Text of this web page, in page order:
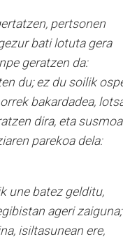
pertsonen
bati lotuta gera
geratzen da:
du; ez du soilik
bakardadea,
dira, eta
parekoa dela:
une batez gelditu,
ageri zaiguna;
isiltasunean ere,